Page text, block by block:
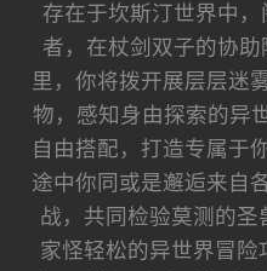
存在于坎斯汀世界中
者，在杖剑双子的协
里，你将拨开展层层迷
物，感知身由探索的异
自由搭配，打造专属于
途中你同或是邂逅来自
战，共同检验莫测的
家怪轻松的异世界冒